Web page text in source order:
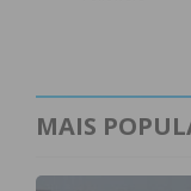
MAIS